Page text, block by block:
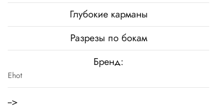
Глубокие карманы
Разрезы по бокам
Бренд:
Ehot
-->